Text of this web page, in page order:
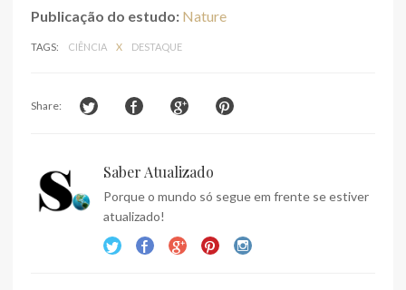
Publicação do estudo: Nature
TAGS: CIÊNCIA X DESTAQUE
Share:
Saber Atualizado
Porque o mundo só segue em frente se estiver
atualizado!